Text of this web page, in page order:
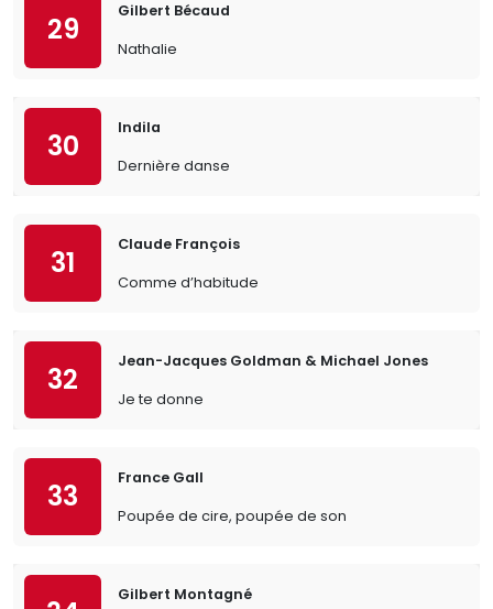
29
Gilbert Bécaud
Nathalie
30
Indila
Dernière danse
31
Claude François
Comme d’habitude
32
Jean-Jacques Goldman & Michael Jones
Je te donne
33
France Gall
Poupée de cire, poupée de son
Gilbert Montagné